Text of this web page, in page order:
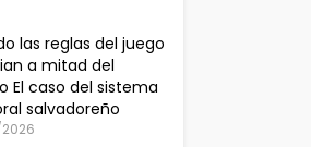
las reglas del juego
a mitad del
El caso del sistema
salvadoreño